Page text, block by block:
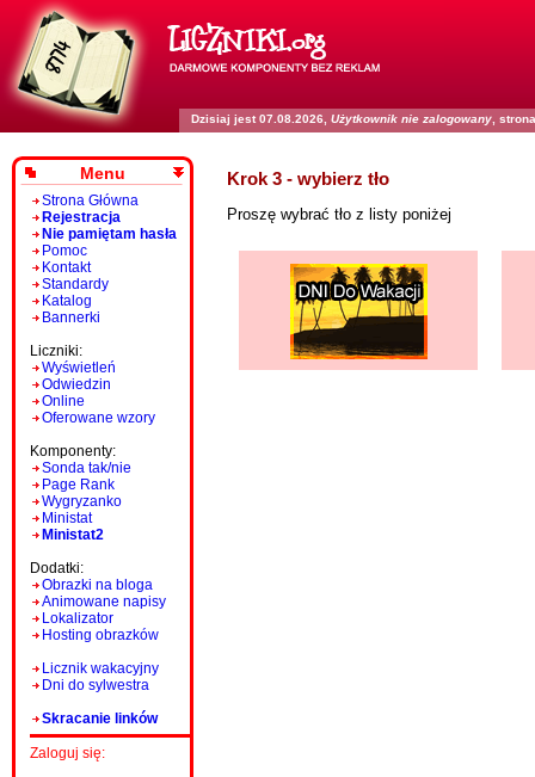
Dzisiaj jest 07.08.2026, Użytkownik nie zalogowany ,
Menu
Strona Główna
Rejestracja
Nie pamiętam hasła
Pomoc
Kontakt
Standardy
Katalog
Bannerki
Liczniki:
Wyświetleń
Odwiedzin
Online
Oferowane wzory
Komponenty:
Sonda tak/nie
Page Rank
Wygryzanko
Ministat
Ministat2
Dodatki:
Obrazki na bloga
Animowane napisy
Lokalizator
Hosting obrazków
Licznik wakacyjny
Dni do sylwestra
Skracanie linków
Zaloguj się:
Krok 3 - wybierz tło
Proszę wybrać tło z listy poniżej